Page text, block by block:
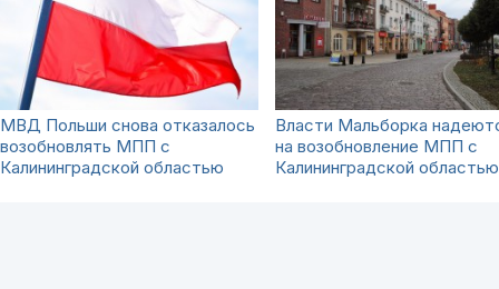
МВД Польши снова отказалось
возобновлять МПП с
Калининградской областью
Власти Мальборка
на возобновление МПП с
Калининградской областью